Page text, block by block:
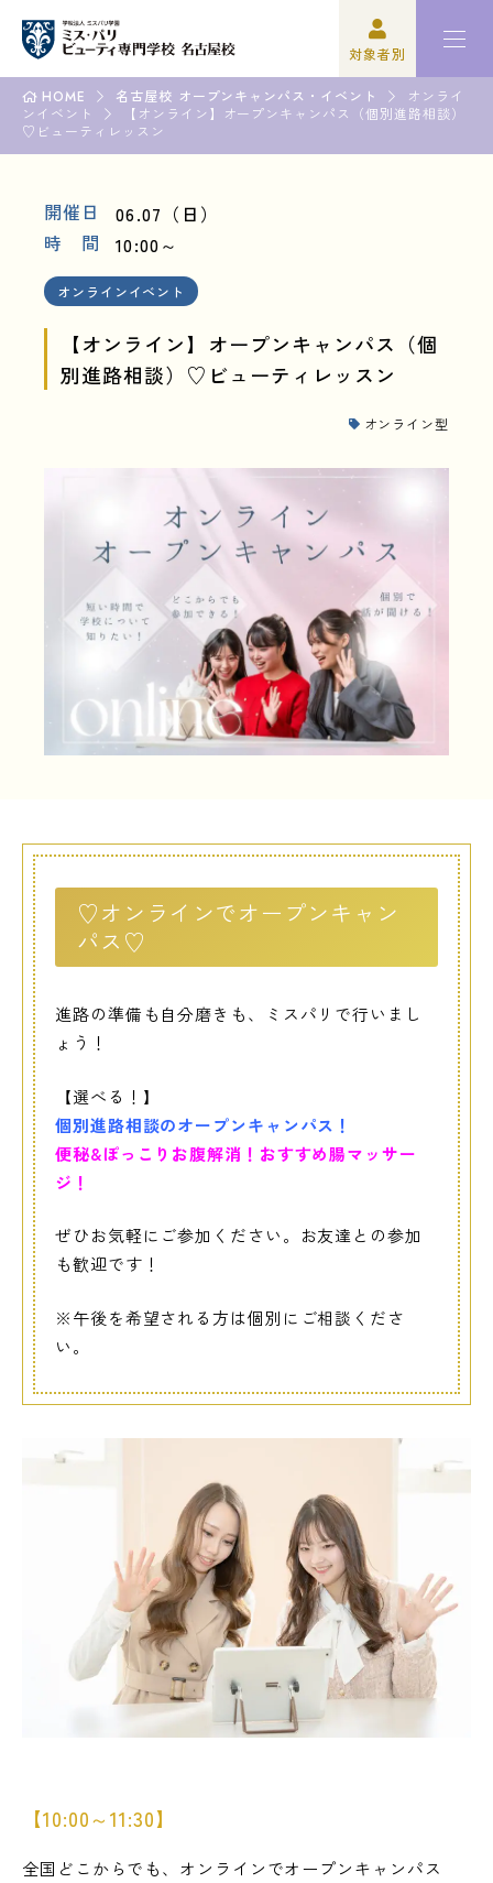
対象者別
高校3年生の方
保護者の方
学校関係者の方
企業の方
卒業生の方
ミスパリについて
オープンキャンパス・イベント
資格・就職
入学案内
学園生活
LINE友だち登録 よくある質問アクセス
情報の公開
カリキュラム・シラバス
個人情報保護方針
サイトマップ
HOME 名古屋校 オープンキャンパス・イベント
オンライ
ンイベント
【オンライン】オープンキャンパス（個別進路相談）
♡ビューティレッスン
開催日
06.07（日）
時 間
10:00～
オンラインイベント
【オンライン】オープンキャンパス（個
別進路相談）♡ビューティレッスン
オンライン型
♡オンラインでオープンキャン
パス♡
進路の準備も自分磨きも、ミスパリで行いまし
ょう！
【選べる！】
個別進路相談のオープンキャンパス！
便秘&ぽっこりお腹解消！おすすめ腸マッサー
ジ！
ぜひお気軽にご参加ください。お友達との参加
も歓迎です！
※午後を希望される方は個別にご相談くださ
い。
【10:00～11:30】
全国どこからでも、オンラインでオープンキャンパス